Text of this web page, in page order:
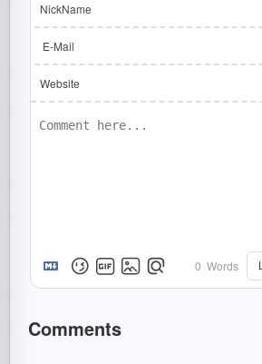
NickName
E-Mail
Website
0 Words
Comments